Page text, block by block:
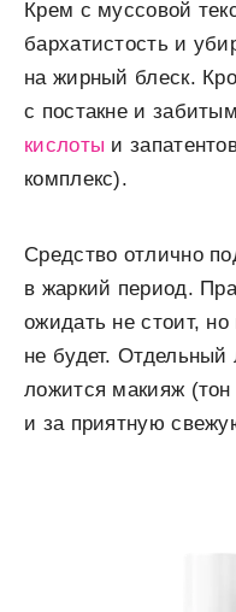
Крем с муссовой
бархатистость и
на жирный блеск.
с постакне и
кислоты и
комплекс).
Средство отлично
в жаркий период.
ожидать не стоит,
не будет. Отдельный
ложится макияж
и за приятную